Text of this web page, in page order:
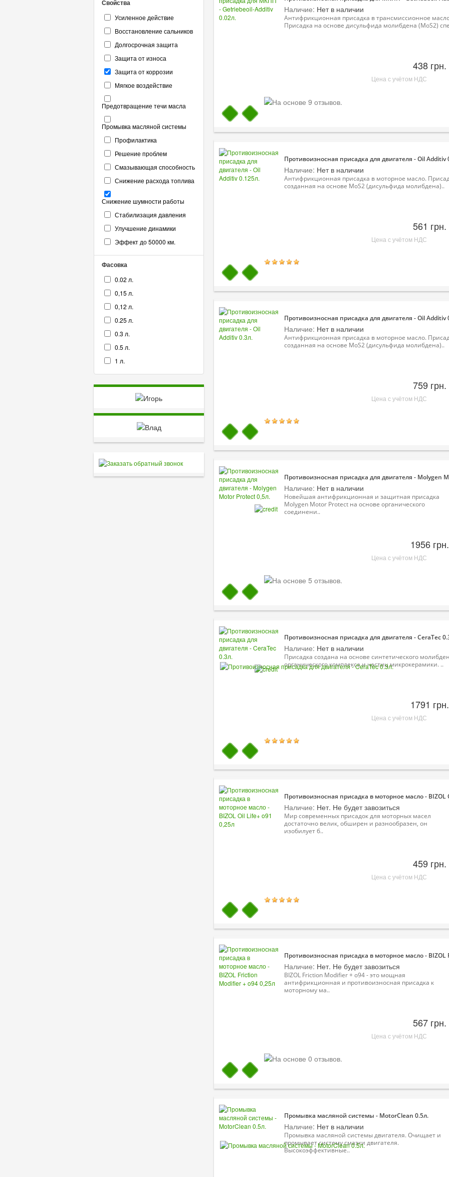
Свойства
Усиленное действие
Восстановление сальников
Долгосрочная защита
Защита от износа
Защита от коррозии
Мягкое воздействие
Предотвращение течи масла
Промывка масляной системы
Профилактика
Решение проблем
Смазывающая способность
Снижение расхода топлива
Снижение шумности работы
Стабилизация давления
Улучшение динамики
Эффект до 50000 км.
Фасовка
0.02 л.
0,15 л.
0,12 л.
0.25 л.
0.3 л.
0.5 л.
1 л.
Наличие: Нет в наличии
Антифрикционная присадка в трансмиссионное
Присадка на основе дисульфида молибдена (MoS2)
438 грн.
Цена с учётом НДС
Противоизносная присадка для двигателя - Oil Additiv
Наличие: Нет в наличии
Антифрикционная присадка в моторное масло.
созданная на основе MoS2 (дисульфида молибдена)..
561 грн.
Цена с учётом НДС
Противоизносная присадка для двигателя - Oil Additiv
Наличие: Нет в наличии
Антифрикционная присадка в моторное масло.
созданная на основе MoS2 (дисульфида молибдена)..
759 грн.
Цена с учётом НДС
Противоизносная присадка для двигателя - Molygen
Наличие: Нет в наличии
Новейшая антифрикционная и защитная присадка
Molygen Motor Protect на основе органического
соединени..
1956 грн.
Цена с учётом НДС
Противоизносная присадка для двигателя - CeraTec
Наличие: Нет в наличии
Присадка создана на основе синтетического
органического комплекса и частиц микрокерамики. ..
1791 грн.
Цена с учётом НДС
Противоизносная присадка в моторное масло - BIZOL
Наличие: Нет. Не будет завозиться
Мир современных присадок для моторных масел
достаточно велик, обширен и разнообразен, он
изобилует б..
459 грн.
Цена с учётом НДС
Противоизносная присадка в моторное масло -
Наличие: Нет. Не будет завозиться
BIZOL Friction Modifier + o94 - это мощная
антифрикционная и противоизносная присадка к
моторному ма..
567 грн.
Цена с учётом НДС
Промывка масляной системы - MotorClean 0.5л.
Наличие: Нет в наличии
Промывка масляной системы двигателя. Очищает и
промывает систему смазки двигателя.
Высокоэффективные..